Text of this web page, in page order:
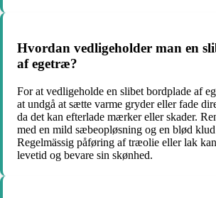
Hvordan vedligeholder man en
af egetræ?
For at vedligeholde en slibet bordplade af
at undgå at sætte varme gryder eller fade
da det kan efterlade mærker eller skader.
med en mild sæbeopløsning og en blød
Regelmässig påføring af træolie eller lak
levetid og bevare sin skønhed.